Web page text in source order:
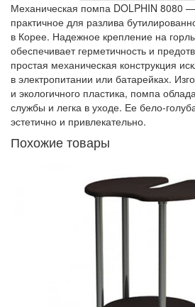
Механическая помпа DOLPHIN 8080
практичное для разлива
в Корее. Надежное крепление на
обеспечивает герметичность и
простая механическая конструкция
в электропитании или батарейках.
и экологичного пластика, помпа
службы и легка в уходе. Ее бело-
эстетично и привлекательно.
Похожие товары